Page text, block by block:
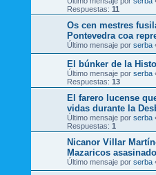
Respuestas: 11
Os cen mestres
Pontevedra coa
Último mensaje por serba
El búnker de la
Último mensaje por serba
Respuestas: 13
El farero lucense
vidas durante la
Último mensaje por serba
Respuestas: 1
Nicanor Villar
Mazaricos
Último mensaje por serba